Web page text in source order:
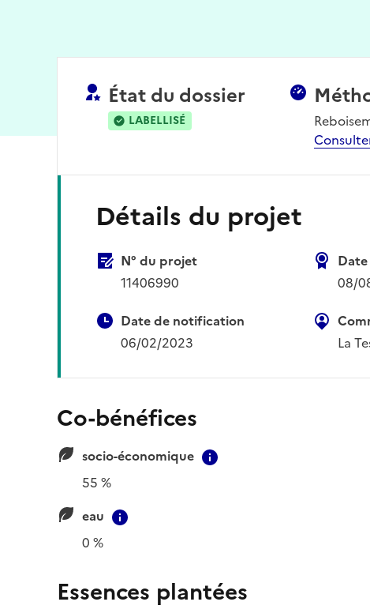
État du dossier
LABELLISÉ
Détails du projet
N° du projet
11406990
08/
Date de notification
06/02/2023
La
Co-bénéfices
socio-économique
55 %
eau
0 %
Essences plantées